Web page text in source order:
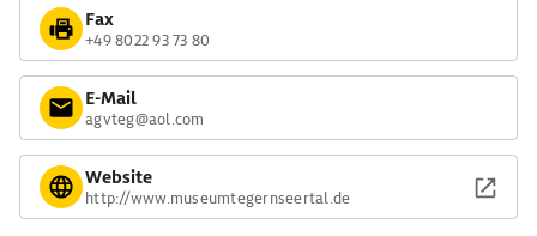
Fax
+49 8022 93 73 80
E-Mail
agvteg@aol.com
Website
http://www.museumtegernseertal.de